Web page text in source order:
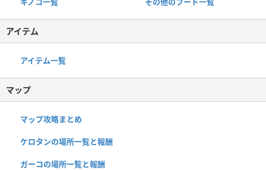
アイテム
アイテム一覧
マップ
マップ攻略まとめ
ケロタンの場所一覧と報酬
ガーコの場所一覧と報酬